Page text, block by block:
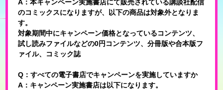
A：本キャンペーン実施書店にて販売されている講談社配信
のコミックスになりますが、以下の商品は対象外となりま
す。
対象期間中にキャンペーン価格となっているコンテンツ、
試し読みファイルなどの0円コンテンツ、分冊版や合本版フ
ァイル、コミック誌
Q：すべての電子書店でキャンペーンを実施していますか
A：キャンペーン実施書店は以下になります。